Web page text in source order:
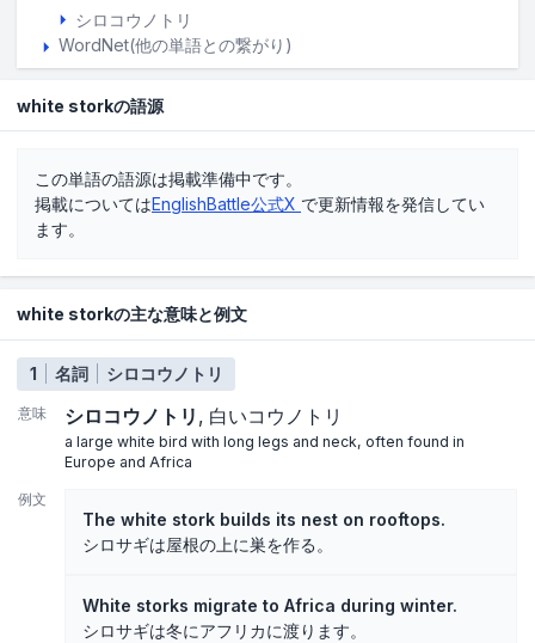
シロコウノトリ
WordNet(他の単語との繋がり)
white storkの語源
この単語の語源は掲載準備中です。
掲載についてはEnglishBattle公式X で更新情報を発信してい
ます。
white storkの主な意味と例文
1 名詞 シロコウノトリ
意味 シロコウノトリ 白いコウノトリ
a large white bird with long legs and neck, often found in
Europe and Africa
例文
The white stork builds its nest on rooftops.
シロサギは屋根の上に巣を作る。
White storks migrate to Africa during winter.
シロサギは冬にアフリカに渡ります。